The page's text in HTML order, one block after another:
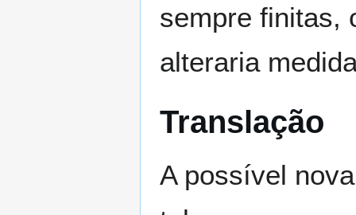
sempre finitas,
alteraria
Translação
A possível